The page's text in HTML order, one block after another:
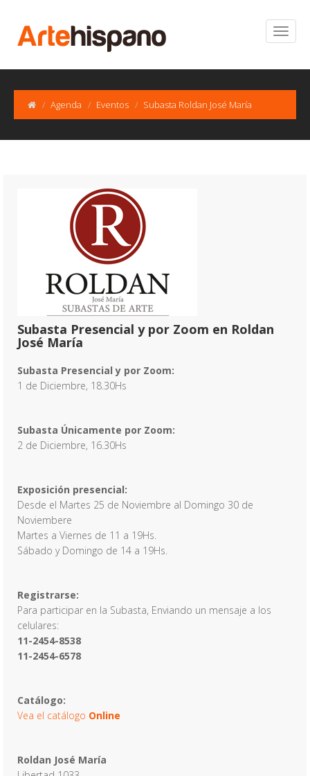
Agenda Eventos Subasta Roldan José María
Subasta Presencial y por Zoom en Roldan
José María
Subasta Presencial y por Zoom:
1 de Diciembre, 18.30Hs
Subasta Únicamente por Zoom:
2 de Diciembre, 16.30Hs
Exposición presencial:
Desde el Martes 25 de Noviembre al Domingo 30 de
Noviembere
Martes a Viernes de 11 a 19Hs.
Sábado y Domingo de 14 a 19Hs.
Registrarse:
Para participar en la Subasta, Enviando un mensaje a los
celulares:
11-2454-8538
11-2454-6578
Catálogo:
Vea el catálogo Online
Roldan José María